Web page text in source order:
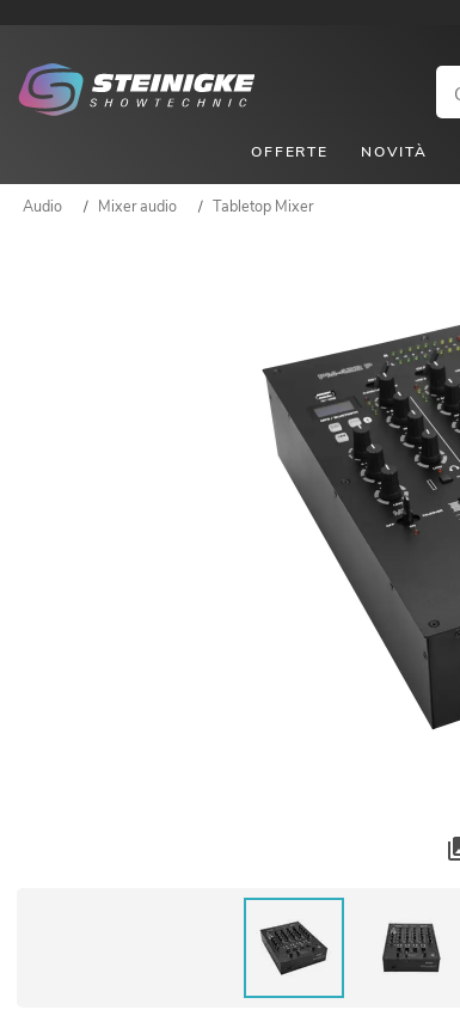
OFFERTE NOVITÀ
Audio / Mixer audio / Tabletop Mixer